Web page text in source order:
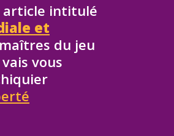
article intitulé
et
du jeu
vous